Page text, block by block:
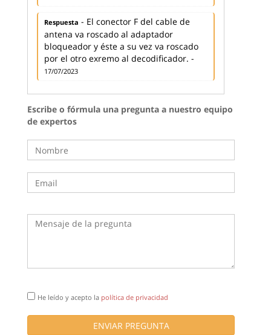
Respuesta - El conector F del cable de
antena va roscado al adaptador
bloqueador y éste a su vez va roscado
por el otro exremo al decodificador. -
17/07/2023
Escribe o fórmula una pregunta a nuestro equipo
de expertos
He leído y acepto la política de privacidad
ENVIAR PREGUNTA